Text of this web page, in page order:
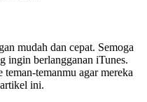
mudah dan cepat. Semoga
ingin berlangganan iTunes.
temanmu agar mereka
ini.